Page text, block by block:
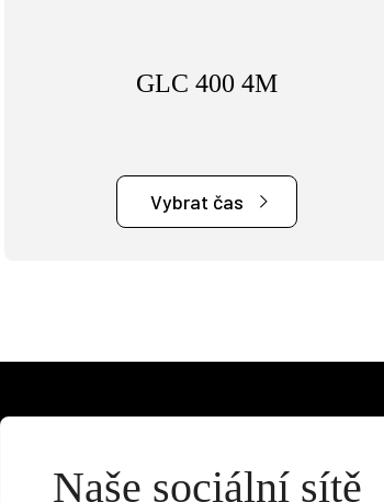
GLC 400 4M
Vybrat čas
Naše sociální sítě